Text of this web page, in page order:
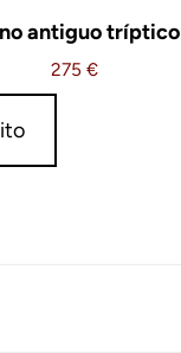
antiguo tríptico
275 €